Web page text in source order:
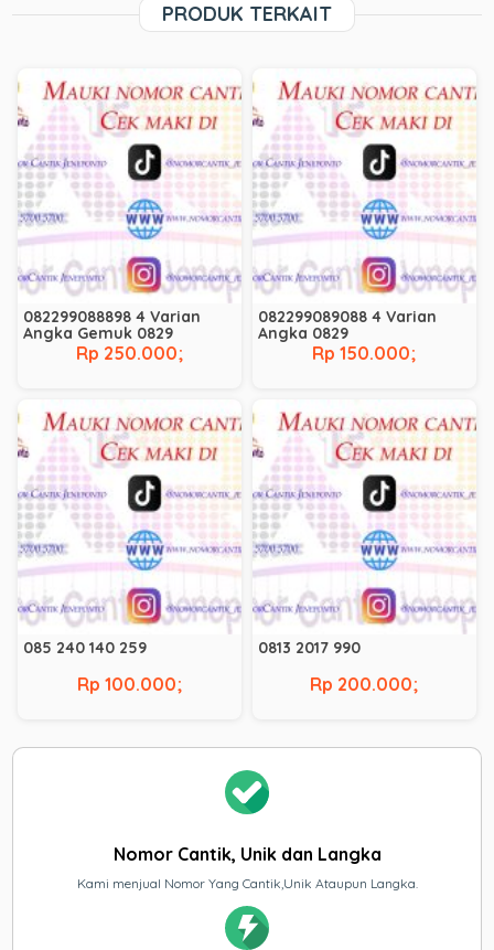
PRODUK TERKAIT
082299088898 4 Varian
Angka Gemuk 0829
Rp 250.000;
082299089088 4 Varian
Angka 0829
Rp 150.000;
085 240 140 259
Rp 100.000;
0813 2017 990
Rp 200.000;
Nomor Cantik, Unik dan Langka
Kami menjual Nomor Yang Cantik,Unik Ataupun Langka.